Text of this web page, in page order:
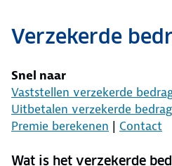
Verzekerde
Snel naar
Vaststellen verzekerde
Uitbetalen verzekerde bedrag
Premie berekenen | Contact
Wat is het verzekerde